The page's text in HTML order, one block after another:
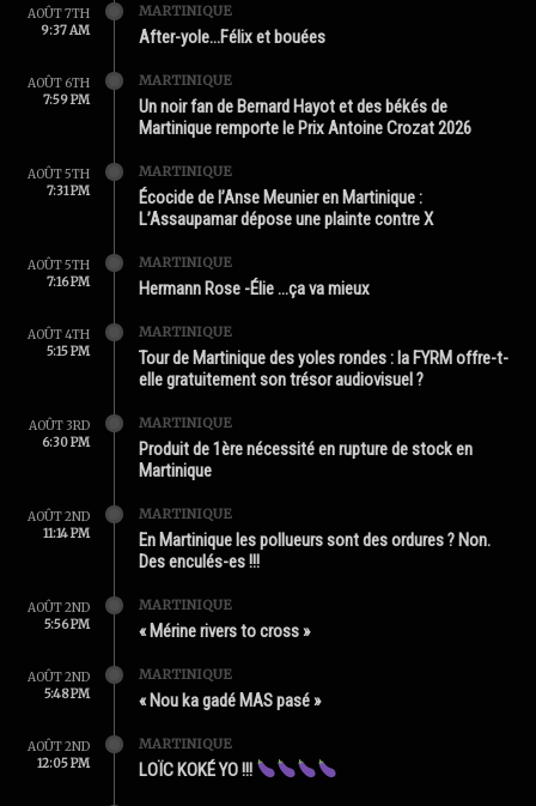
AOÛT 7TH
9:37 AM
MARTINIQUE
After-yole…Félix et bouées
AOÛT 6TH
7:59 PM
MARTINIQUE
Un noir fan de Bernard Hayot et des békés de
Martinique remporte le Prix Antoine Crozat 2026
AOÛT 5TH
7:31 PM
MARTINIQUE
Écocide de l’Anse Meunier en Martinique :
L’Assaupamar dépose une plainte contre X
AOÛT 5TH
7:16 PM
MARTINIQUE
Hermann Rose -Élie …ça va mieux
AOÛT 4TH
5:15 PM
MARTINIQUE
Tour de Martinique des yoles rondes : la FYRM offre-t-
elle gratuitement son trésor audiovisuel ?
AOÛT 3RD
6:30 PM
MARTINIQUE
Produit de 1ère nécessité en rupture de stock en
Martinique
AOÛT 2ND
11:14 PM
MARTINIQUE
En Martinique les pollueurs sont des ordures ? Non.
Des enculés-es !!!
AOÛT 2ND
5:56 PM
MARTINIQUE
« Mérine rivers to cross »
AOÛT 2ND
5:48 PM
MARTINIQUE
« Nou ka gadé MAS pasé »
AOÛT 2ND
12:05 PM
MARTINIQUE
LOÏC KOKÉ YO !!!